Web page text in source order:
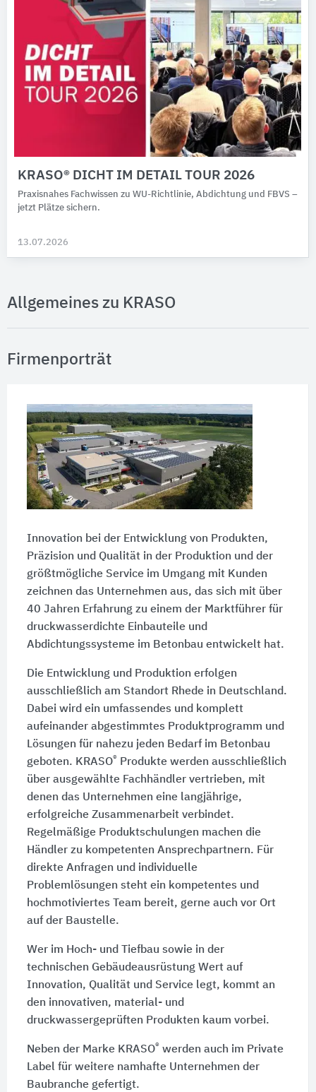
KRASO® DICHT IM DETAIL TOUR 2026
Praxisnahes Fachwissen zu WU-Richtlinie, Abdichtung und FBVS –
jetzt Plätze sichern.
13.07.2026
Allgemeines zu KRASO
Firmenporträt
Innovation bei der Entwicklung von Produkten,
Präzision und Qualität in der Produktion und der
größtmögliche Service im Umgang mit Kunden
zeichnen das Unternehmen aus, das sich mit über
40 Jahren Erfahrung zu einem der Marktführer für
druckwasserdichte Einbauteile und
Abdichtungssysteme im Betonbau entwickelt hat.
Die Entwicklung und Produktion erfolgen
ausschließlich am Standort Rhede in Deutschland.
Dabei wird ein umfassendes und komplett
aufeinander abgestimmtes Produktprogramm und
Lösungen für nahezu jeden Bedarf im Betonbau
geboten. KRASO® Produkte werden ausschließlich
über ausgewählte Fachhändler vertrieben, mit
denen das Unternehmen eine langjährige,
erfolgreiche Zusammenarbeit verbindet.
Regelmäßige Produktschulungen machen die
Händler zu kompetenten Ansprechpartnern. Für
direkte Anfragen und individuelle
Problemlösungen steht ein kompetentes und
hochmotiviertes Team bereit, gerne auch vor Ort
auf der Baustelle.
Wer im Hoch- und Tiefbau sowie in der
technischen Gebäudeausrüstung Wert auf
Innovation, Qualität und Service legt, kommt an
den innovativen, material- und
druckwassergeprüften Produkten kaum vorbei.
Neben der Marke KRASO® werden auch im Private
Label für weitere namhafte Unternehmen der
Baubranche gefertigt.